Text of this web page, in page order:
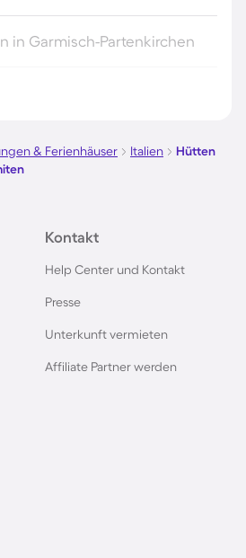
in Garmisch-Partenkirchen
in Sölden
in Zandvoort
im Sauerland
im Montafon
in Schladming
in Zell am See
& Ferienhäuser Italien
Hütten
Kontakt
Help Center und Kontakt
Presse
Unterkunft vermieten
Affiliate Partner werden